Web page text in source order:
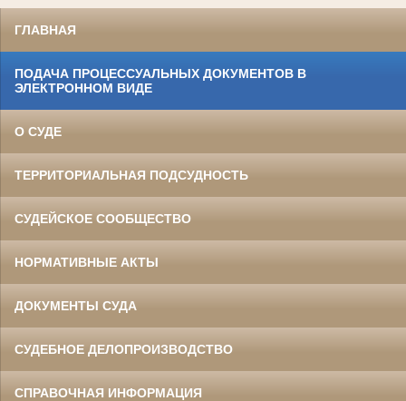
ГЛАВНАЯ
ПОДАЧА ПРОЦЕССУАЛЬНЫХ ДОКУМЕНТОВ В
ЭЛЕКТРОННОМ ВИДЕ
О СУДЕ
ТЕРРИТОРИАЛЬНАЯ ПОДСУДНОСТЬ
СУДЕЙСКОЕ СООБЩЕСТВО
НОРМАТИВНЫЕ АКТЫ
ДОКУМЕНТЫ СУДА
СУДЕБНОЕ ДЕЛОПРОИЗВОДСТВО
СПРАВОЧНАЯ ИНФОРМАЦИЯ